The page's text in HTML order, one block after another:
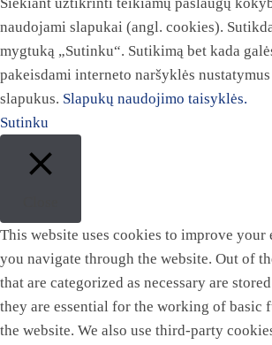
Siekiant užtikrinti teikiamų paslaugų
naudojami slapukai (angl. cookies).
mygtuką „Sutinku“. Sutikimą bet kada
pakeisdami interneto naršyklės
slapukus. Slapukų naudojimo taisyklės.
Sutinku
This website uses cookies to improve your
you navigate through the website. Out of
that are categorized as necessary are
they are essential for the working of basic
the website. We also use third-party